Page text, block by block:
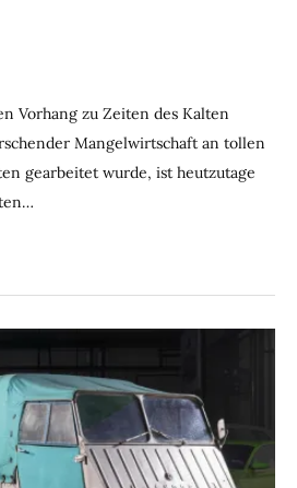
Vorhang zu Zeiten des Kalten
Mangelwirtschaft an tollen
gearbeitet wurde, ist heutzutage